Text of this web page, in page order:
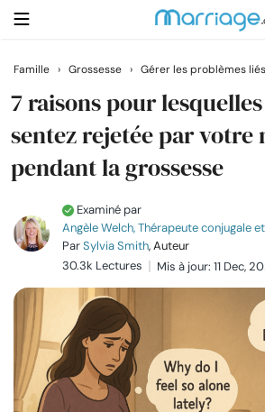
Rechercher
Se marier
Relations
Famille
Aide
Cours
Famille › Grossesse › Gérer les problèmes
7 raisons pour
sentez rejetée par votre
pendant la grossesse
Examiné par
Angèle Welch, Thérapeute conjugale
ParSylvia Smith, Auteur
30.3k Lectures
Mis à jour: 11 Dec,